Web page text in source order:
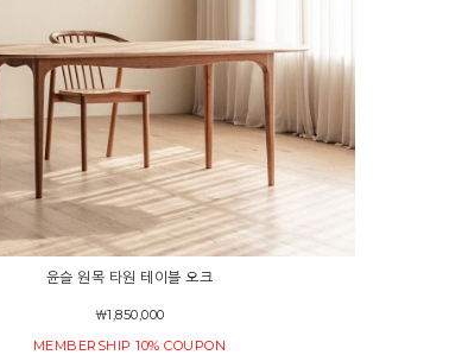
윤슬 원목 타원 테이블 오크
￦1,850,000
MEMBERSHIP 10% COUPON